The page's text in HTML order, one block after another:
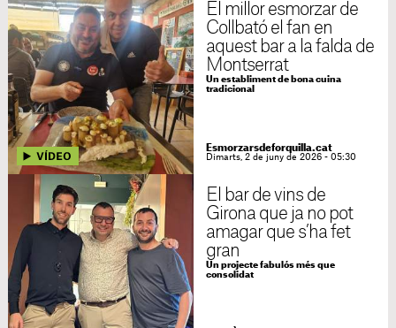
El millor esmorzar de
Collbató el fan en
aquest bar a la falda de
Montserrat
Un establiment de bona cuina
tradicional
Esmorzarsdeforquilla.cat
Dimarts, 2 de juny de 2026 - 05:30
El bar de vins de
Girona que ja no pot
amagar que s’ha fet
gran
Un projecte fabulós més que
consolidat